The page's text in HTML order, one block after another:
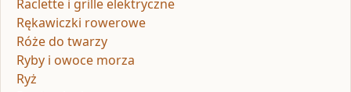
Raclette i grille elektryczne
Rękawiczki rowerowe
Róże do twarzy
Ryby i owoce morza
Ryż